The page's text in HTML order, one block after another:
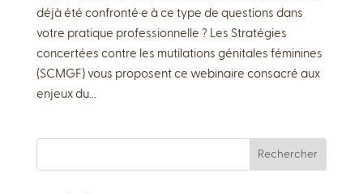
déjà été confronté·e à ce type de questions dans
votre pratique professionnelle ? Les Stratégies
concertées contre les mutilations génitales féminines
(SCMGF) vous proposent ce webinaire consacré aux
enjeux du...
Rechercher